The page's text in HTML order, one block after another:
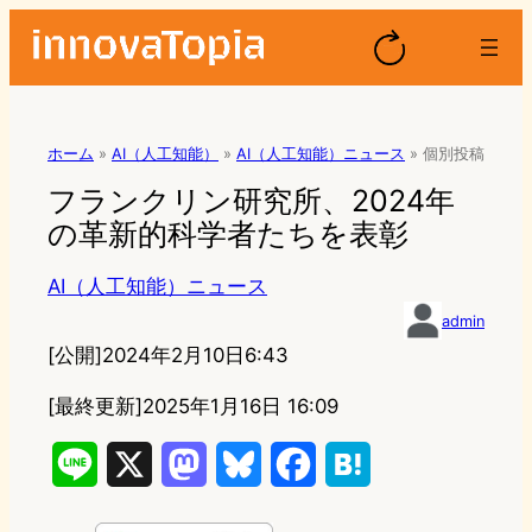
ホーム » AI（人工知能） » AI（人工知能）ニュース » 個別投稿
フランクリン研究所、2024年
の革新的科学者たちを表彰
AI（人工知能）ニュース
admin
[公開]2024年2月10日6:43
[最終更新]2025年1月16日 16:09